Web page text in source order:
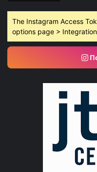
The Instagram Access
options page >